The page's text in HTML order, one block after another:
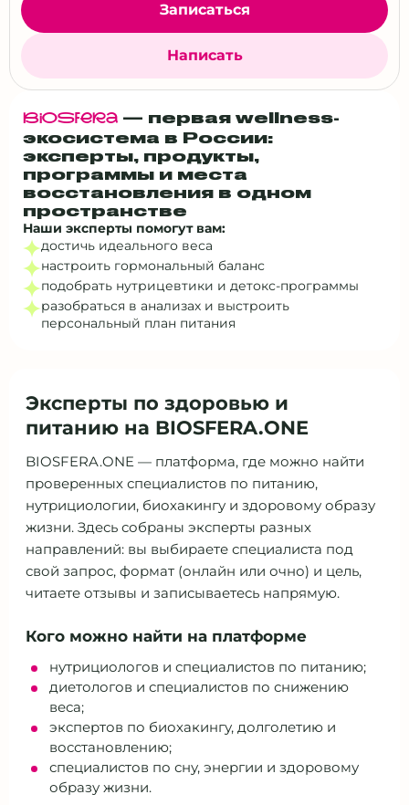
Записаться
Написать
BiOSfERa — первая wellness-
экосистема в России:
эксперты, продукты,
программы и места
восстановления в одном
пространстве
Наши эксперты помогут вам:
достичь идеального веса
настроить гормональный баланс
подобрать нутрицевтики и детокс‑программы
разобраться в анализах и выстроить
персональный план питания
Эксперты по здоровью и
питанию на BIOSFERA.ONE
BIOSFERA.ONE — платформа, где можно найти
проверенных специалистов по питанию,
нутрициологии, биохакингу и здоровому образу
жизни. Здесь собраны эксперты разных
направлений: вы выбираете специалиста под
свой запрос, формат (онлайн или очно) и цель,
читаете отзывы и записываетесь напрямую.
Кого можно найти на платформе
нутрициологов и специалистов по питанию;
диетологов и специалистов по снижению
веса;
экспертов по биохакингу, долголетию и
восстановлению;
специалистов по сну, энергии и здоровому
образу жизни.